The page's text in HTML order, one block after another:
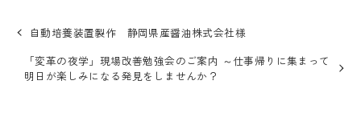
自動培養装置製作 静岡県産醤油株式会社様
「変革の夜学」現場改善勉強会のご案内 ～仕事帰りに集まって
明日が楽しみになる発見をしませんか？